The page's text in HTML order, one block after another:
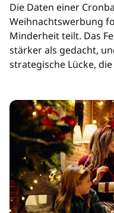
Die Daten einer
Weihnachtswerbung
Minderheit teilt. Das
stärker als gedacht,
strategische Lücke,